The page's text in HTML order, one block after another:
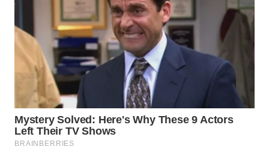
WAHANANEWS
CO ID
WAHANANEWS
NET
WAHANA
SPORT